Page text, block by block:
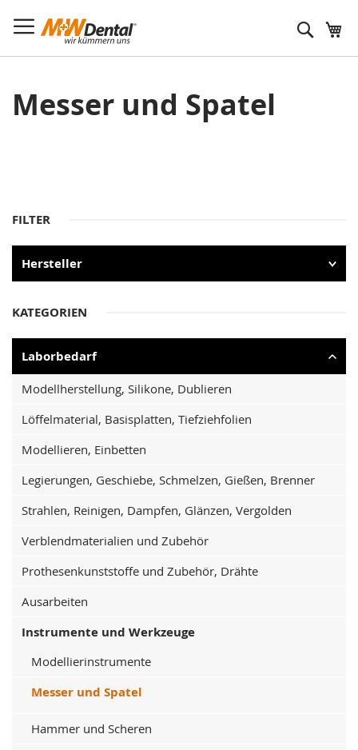
Suche
Messer und Spatel
FILTER
Hersteller
KATEGORIEN
Laborbedarf
Modellherstellung, Silikone, Dublieren
Löffelmaterial, Basisplatten, Tiefziehfolien
Modellieren, Einbetten
Legierungen, Geschiebe, Schmelzen, Gießen, Brenner
Strahlen, Reinigen, Dampfen, Glänzen, Vergolden
Verblendmaterialien und Zubehör
Prothesenkunststoffe und Zubehör, Drähte
Ausarbeiten
Instrumente und Werkzeuge
Modellierinstrumente
Messer und Spatel
Hammer und Scheren